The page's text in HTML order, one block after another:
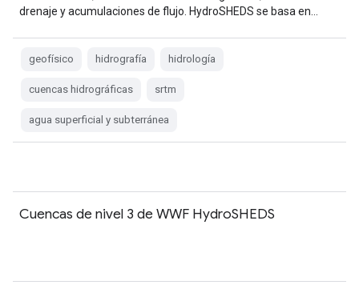
drenaje y acumulaciones de flujo. HydroSHEDS se basa en…
geofísico hidrografía hidrología
cuencas hidrográficas srtm
agua superficial y subterránea
Cuencas de nivel 3 de WWF HydroSHEDS